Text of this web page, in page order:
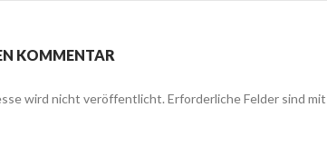
KOMMENTAR
wird nicht veröffentlicht. Erforderliche Felder sind mit